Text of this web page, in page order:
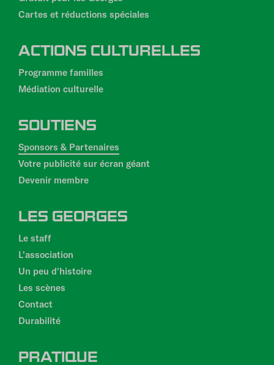
Cartes et réductions spéciales
ACTIONS CULTURELLES
Programme familles
Médiation culturelle
SOUTIENS
Sponsors & Partenaires
Votre publicité sur écran géant
Devenir membre
LES GEORGES
Le staff
L'association
Un peu d'histoire
Les scènes
Contact
Durabilité
PRATIQUE